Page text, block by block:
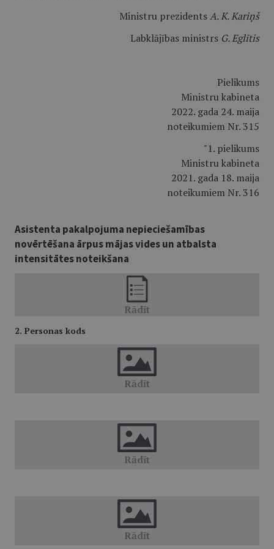
Ministru prezidentsA. K. Kariņš
Labklājības ministrs G. Eglītis
Pielikums
Ministru kabineta
2022. gada 24. maija
noteikumiem Nr. 315
"1. pielikums
Ministru kabineta
2021. gada 18. maija
noteikumiem Nr. 316
Asistenta pakalpojuma nepieciešamības
novērtēšana ārpus mājas vides un atbalsta
intensitātes noteikšana
2. Personas kods